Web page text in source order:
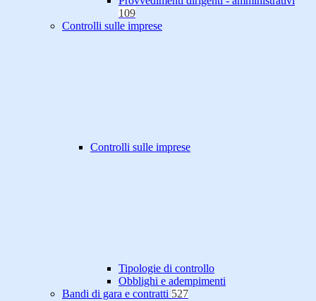
109
Controlli sulle imprese
Controlli sulle imprese
Tipologie di controllo
Obblighi e adempimenti
Bandi di gara e contratti 527